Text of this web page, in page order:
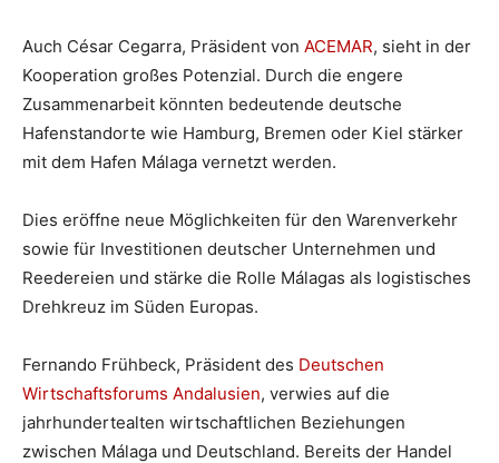
Auch César Cegarra, Präsident von ACEMAR, sieht in der
Kooperation großes Potenzial. Durch die engere
Zusammenarbeit könnten bedeutende deutsche
Hafenstandorte wie Hamburg, Bremen oder Kiel stärker
mit dem Hafen Málaga vernetzt werden.
Dies eröffne neue Möglichkeiten für den Warenverkehr
sowie für Investitionen deutscher Unternehmen und
Reedereien und stärke die Rolle Málagas als logistisches
Drehkreuz im Süden Europas.
Fernando Frühbeck, Präsident des Deutschen
Wirtschaftsforums Andalusien, verwies auf die
jahrhundertealten wirtschaftlichen Beziehungen
zwischen Málaga und Deutschland. Bereits der Handel